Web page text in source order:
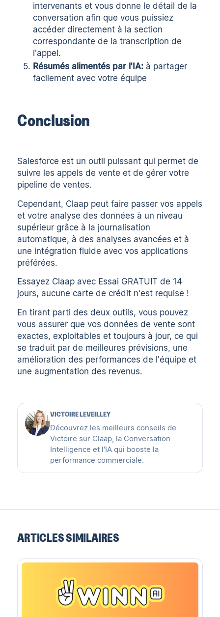
intervenants et vous donne le détail de la
conversation afin que vous puissiez
accéder directement à la section
correspondante de la transcription de
l'appel.
Résumés alimentés par l'IA: à partager
facilement avec votre équipe
Conclusion
Salesforce est un outil puissant qui permet de
suivre les appels de vente et de gérer votre
pipeline de ventes.
Cependant, Claap peut faire passer vos appels
et votre analyse des données à un niveau
supérieur grâce à la journalisation
automatique, à des analyses avancées et à
une intégration fluide avec vos applications
préférées.
Essayez Claap avec Essai GRATUIT de 14
jours, aucune carte de crédit n'est requise !
En tirant parti des deux outils, vous pouvez
vous assurer que vos données de vente sont
exactes, exploitables et toujours à jour, ce qui
se traduit par de meilleures prévisions, une
amélioration des performances de l'équipe et
une augmentation des revenus.
VICTOIRE LEVEILLEY
Découvrez les meilleurs conseils de
Victoire sur Claap, la Conversation
Intelligence et l’IA qui booste la
performance commerciale.
ARTICLES SIMILAIRES